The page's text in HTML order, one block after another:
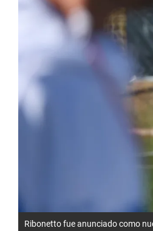
Ribonetto fue anunciado como